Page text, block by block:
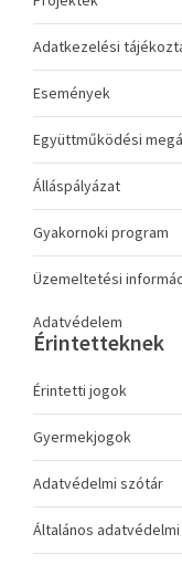
Adatkezelési
Események
Együttműködési
Álláspályázat
Gyakornoki program
Üzemeltetési
Adatvédelem
Érintetteknek
Érintetti jogok
Gyermekjogok
Adatvédelmi szótár
Általános